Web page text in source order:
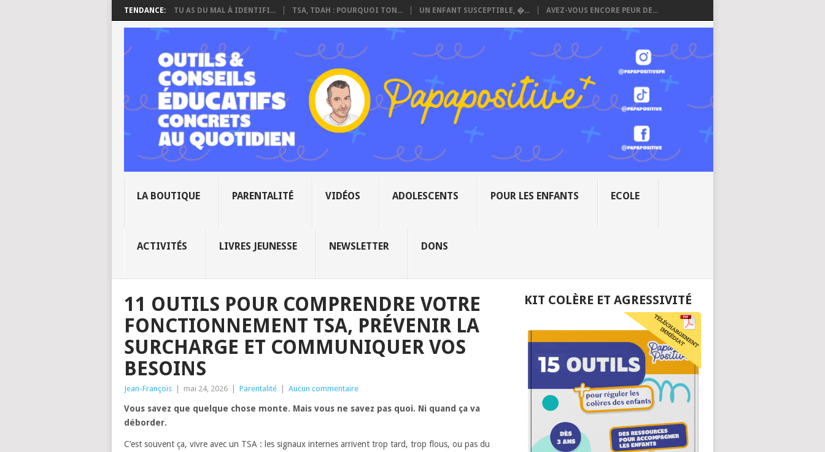
TENDANCE: TU AS DU MAL À IDENTIFI... TSA, TDAH : POURQUOI TON... UN ENFANT SUSCEPTIBLE, �... AVEZ-VOUS ENCORE PEUR DE...
LA BOUTIQUE PARENTALITÉ VIDÉOS ADOLESCENTS POUR LES ENFANTS ECOLE
ACTIVITÉS LIVRES JEUNESSE NEWSLETTER DONS
11 OUTILS POUR COMPRENDRE VOTRE
FONCTIONNEMENT TSA, PRÉVENIR LA
SURCHARGE ET COMMUNIQUER VOS
BESOINS
Jean-François mai 24, 2026 Parentalité Aucun commentaire
Vous savez que quelque chose monte. Mais vous ne savez pas quoi. Ni quand ça va
déborder.
C’est souvent ça, vivre avec un TSA : les signaux internes arrivent trop tard, trop flous, ou pas du
KIT COLÈRE ET AGRESSIVITÉ